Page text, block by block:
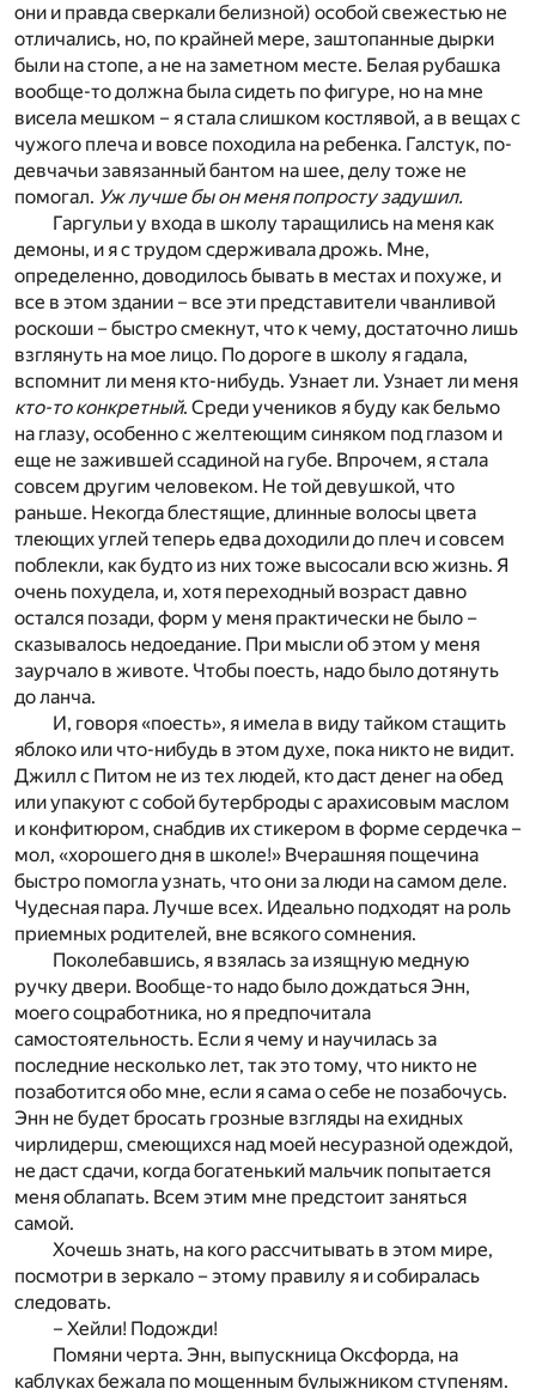
они и правда сверкали белизной) особой свежестью не
отличались, но, по крайней мере, заштопанные дырки
были на стопе, а не на заметном месте. Белая рубашка
вообще-то должна была сидеть по фигуре, но на мне
висела мешком – я стала слишком костлявой, а в вещах с
чужого плеча и вовсе походила на ребенка. Галстук, по-
девчачьи завязанный бантом на шее, делу тоже не
помогал. Уж лучше бы он меня попросту задушил.
Гаргульи у входа в школу таращились на меня как
демоны, и я с трудом сдерживала дрожь. Мне,
определенно, доводилось бывать в местах и похуже, и
все в этом здании – все эти представители чванливой
роскоши – быстро смекнут, что к чему, достаточно лишь
взглянуть на мое лицо. По дороге в школу я гадала,
вспомнит ли меня кто-нибудь. Узнает ли. Узнает ли меня
кто-то конкретный. Среди учеников я буду как бельмо
на глазу, особенно с желтеющим синяком под глазом и
еще не зажившей ссадиной на губе. Впрочем, я стала
совсем другим человеком. Не той девушкой, что
раньше. Некогда блестящие, длинные волосы цвета
тлеющих углей теперь едва доходили до плеч и совсем
поблекли, как будто из них тоже высосали всю жизнь. Я
очень похудела, и, хотя переходный возраст давно
остался позади, форм у меня практически не было –
сказывалось недоедание. При мысли об этом у меня
заурчало в животе. Чтобы поесть, надо было дотянуть
до ланча.
И, говоря «поесть», я имела в виду тайком стащить
яблоко или что-нибудь в этом духе, пока никто не видит.
Джилл с Питом не из тех людей, кто даст денег на обед
или упакуют с собой бутерброды с арахисовым маслом
и конфитюром, снабдив их стикером в форме сердечка –
мол, «хорошего дня в школе!» Вчерашняя пощечина
быстро помогла узнать, что они за люди на самом деле.
Чудесная пара. Лучше всех. Идеально подходят на роль
приемных родителей, вне всякого сомнения.
Поколебавшись, я взялась за изящную медную
ручку двери. Вообще-то надо было дождаться Энн,
моего соцработника, но я предпочитала
самостоятельность. Если я чему и научилась за
последние несколько лет, так это тому, что никто не
позаботится обо мне, если я сама о себе не позабочусь.
Энн не будет бросать грозные взгляды на ехидных
чирлидерш, смеющихся над моей несуразной одеждой,
не даст сдачи, когда богатенький мальчик попытается
меня облапать. Всем этим мне предстоит заняться
самой.
Хочешь знать, на кого рассчитывать в этом мире,
посмотри в зеркало – этому правилу я и собиралась
следовать.
– Хейли! Подожди!
Помяни черта. Энн, выпускница Оксфорда, на
каблуках бежала по мощенным булыжником ступеням.